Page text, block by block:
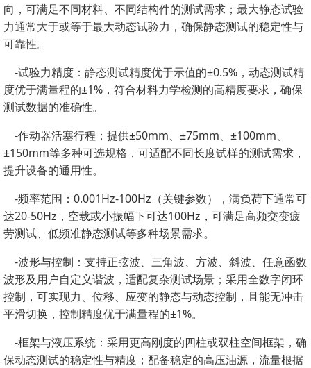
向，可满足不同材料、不同结构件的测试需求；最大静态试验
力通常大于或等于最大动态试验力，确保静态测试的稳定性与
可靠性。
-试验力精度：静态测试精度优于示值的±0.5%，动态测试精
度优于满量程的±1%，符合材料力学检测的高精度要求，确保
测试数据的准确性。
-作动器活塞行程：提供±50mm、±75mm、±100mm、
±150mm等多种可选规格，可适配不同长度试样的测试需求，
提升设备的通用性。
-频率范围：0.001Hz-100Hz（关键参数），满负荷下通常可
达20-50Hz，空载或小振幅下可达100Hz，可满足高频交变疲
劳测试、低频准静态测试等多种场景需求。
-波形与控制：支持正弦波、三角波、方波、斜波、任意函数
波形及用户自定义谐波，适配复杂测试场景；采用全数字闭环
控制，可实现力、位移、应变的静态与动态控制，且能无冲击
平滑切换，控制精度优于满量程的±1%。
-框架与液压系统：采用更高刚度的四柱或双柱空间框架，确
保动态测试的稳定性与精度；配备稳定的高压油源，流量根据